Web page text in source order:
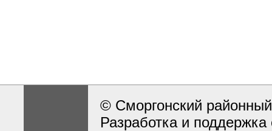
© Сморгонский
Разработка и поддержка